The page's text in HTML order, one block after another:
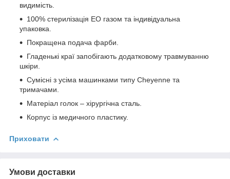
видимість.
100% стерилізація EO газом та індивідуальна
упаковка.
Покращена подача фарби.
Гладенькі краї запобігають додатковому травмуванню
шкіри.
Сумісні з усіма машинками типу Cheyenne та
тримачами.
Матеріал голок – хірургічна сталь.
Корпус із медичного пластику.
Приховати
Умови доставки